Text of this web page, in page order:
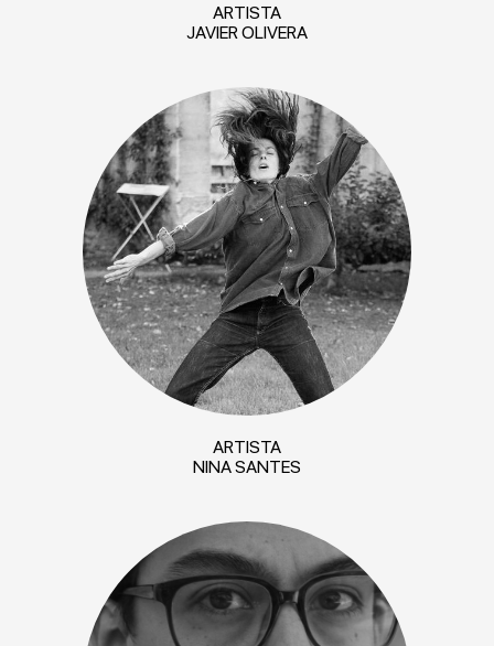
ARTISTA
JAVIER OLIVERA
ARTISTA
NINA SANTES